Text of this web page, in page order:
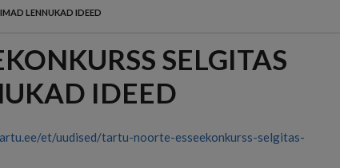
LENNUKAD IDEED
SELGITAS
IDEED
et/uudised/tartu-noorte-esseekonkurss-selgitas-